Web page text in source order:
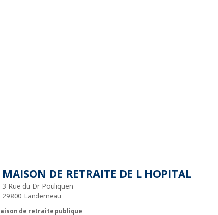
MAISON DE RETRAITE DE L HOPITAL
3 Rue du Dr Pouliquen
29800 Landerneau
de retraite publique